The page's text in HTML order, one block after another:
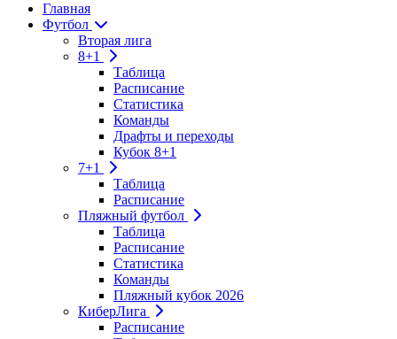
Главная
Футбол
Вторая лига
8+1
Таблица
Расписание
Статистика
Команды
Драфты и переходы
Кубок 8+1
7+1
Таблица
Расписание
Пляжный футбол
Таблица
Расписание
Статистика
Команды
Пляжный кубок 2026
КиберЛига
Расписание